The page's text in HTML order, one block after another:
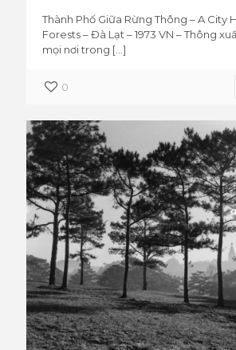
Thành Phố Giữa Rừng Thông – A City
Forests – Đà Lạt – 1973 VN – Thông
mọi nơi trong […]
0